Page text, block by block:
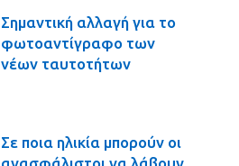
Σημαντική αλλαγή για το
φωτοαντίγραφο των
νέων ταυτοτήτων
Σε ποια ηλικία μπορούν οι